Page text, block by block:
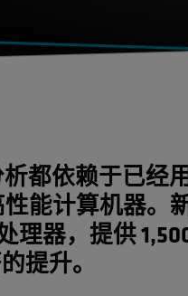
都依赖于已经
性能计算机器。
理器，提供
提升。